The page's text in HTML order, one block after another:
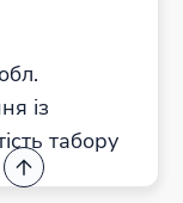
із
табору